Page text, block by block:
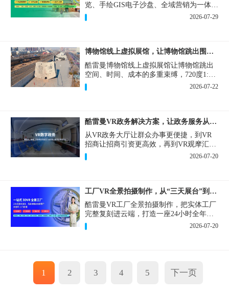
览、手绘GIS电子沙盘、全域营销为一体，
打造从VR全景拍摄制作到成熟VR云游落
地案例。
2026-07-29
博物馆线上虚拟展馆，让博物馆跳出围墙让历史随处可及
酷雷曼博物馆线上虚拟展馆让博物馆跳出
空间、时间、成本的多重束缚，720度1:1
实景复刻的VR数字展厅，已经成为博物馆
数字化刚需新基建。
2026-07-22
酷雷曼VR政务解决方案，让政务服务从“看得见”开始
从VR政务大厅让群众办事更便捷，到VR
招商让招商引资更高效，再到VR观摩汇报
让政务成果更直观，酷雷曼VR政务解决方
案，解锁政务服务新体验，让服务从“看得
2026-07-20
工厂VR全景拍摄制作，从“三天展台”到“全时在线”
酷雷曼VR工厂全景拍摄制作，把实体工厂
完整复刻进云端，打造一座24小时全年无
休、不限面积、不限展品的线上展厅，改
写工厂营销获客模式。
2026-07-20
1 2 3 4 5 下一页